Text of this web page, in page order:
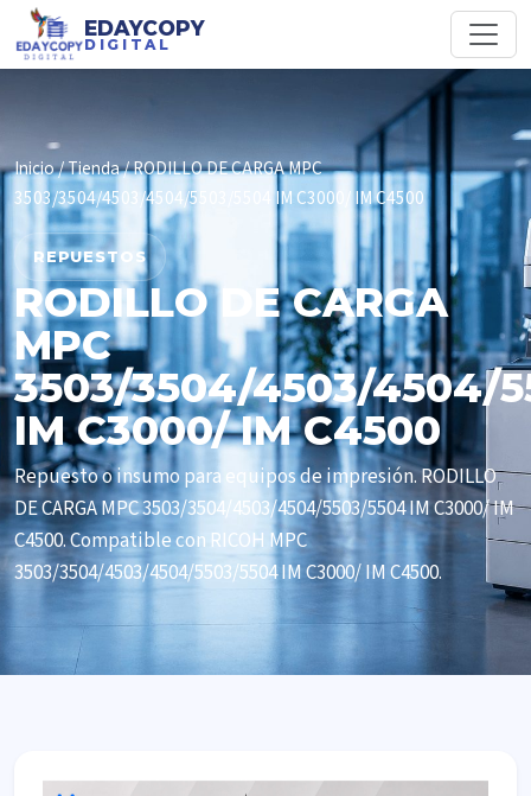
EDAYCOPY
DIGITAL
Inicio/Tienda/ RODILLO DE CARGA MPC
3503/3504/4503/4504/5503/5504 IM C3000/ IM C4500
REPUESTOS
RODILLO DE CARGA
MPC
3503/3504/4503/4504/
IM C3000/ IM C4500
Repuesto o insumo para equipos de impresión. RODILLO
DE CARGA MPC 3503/3504/4503/4504/5503/5504 IM C3000/ IM
C4500. Compatible con RICOH MPC
3503/3504/4503/4504/5503/5504 IM C3000/ IM C4500.